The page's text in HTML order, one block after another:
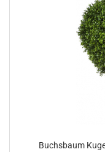
Buchsbaum